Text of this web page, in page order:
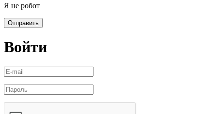
Я не робот
Отправить
Войти